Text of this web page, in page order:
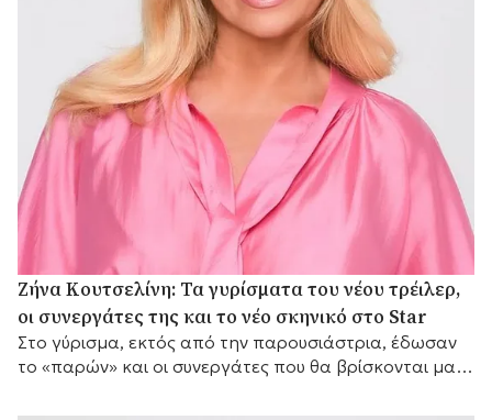
Ζήνα Κουτσελίνη: Τα γυρίσματα του νέου τρέιλερ,
οι συνεργάτες της και το νέο σκηνικό στο Star
Στο γύρισμα, εκτός από την παρουσιάστρια, έδωσαν
το «παρών» και οι συνεργάτες που θα βρίσκονται μαζί